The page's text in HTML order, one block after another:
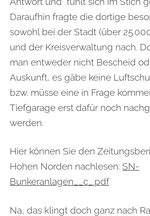
Daraufhin fragte die dortige
sowohl bei der Stadt (über
und der Kreisverwaltung nach.
man entweder nicht Bescheid
Auskunft, es gäbe keine
bzw. müsse eine in Frage
Tiefgarage erst dafür noch
werden.
Hier können Sie den
Hohen Norden nachlesen: SN-
Bunkeranlagen__c_.pdf
Na, das klingt doch ganz nach